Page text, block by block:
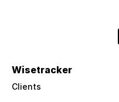
Wisetracker
Clients